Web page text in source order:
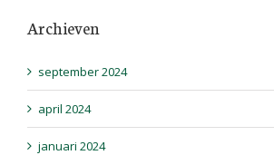
Archieven
september 2024
april 2024
januari 2024